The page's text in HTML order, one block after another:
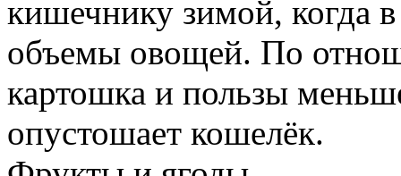
кишечнику зимой, когда
объемы овощей. По
картошка и пользы
опустошает кошелёк.